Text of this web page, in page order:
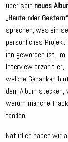
über sein neues
„Heute oder Gestern“
sprechen, was ein
persönliches Projekt
ihn geworden ist. Im
Interview erzählt er,
welche Gedanken
dem Album
warum manche
fanden.
Natürlich haben wir